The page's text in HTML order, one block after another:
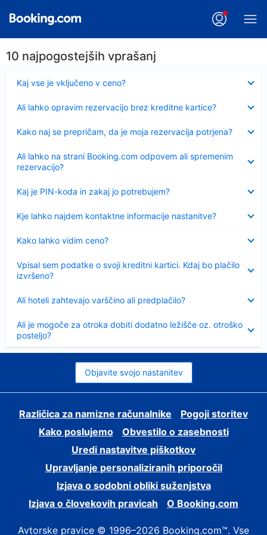
10 najpogostejših vprašanj
Kaj vse je vključeno v ceno?
Ali lahko opravim rezervacijo brez kreditne kartice?
Kako naj se prepričam, da je moja rezervacija potrjena?
Ali lahko na strani Booking.com odpovem ali spremenim
rezervacijo?
Kaj je PIN-koda in zakaj jo potrebujem?
Kje lahko najdem kontaktne informacije nastanitve?
Kako lahko vidim ceno?
Vpisal sem podatke o svoji kreditni kartici. Kdaj bo plačilo
izvršeno?
Ali hoteli zahtevajo varščino ali predplačilo?
Ali je mogoče za otroka dobiti dodatno ležišče oz. otroško
posteljo?
Objavite svojo nastanitev
Različica za namizne računalnike
Pogoji storitev
Kako poslujemo
Obvestilo o zasebnosti
Uredi nastavitve piškotkov
Upravljanje personaliziranih priporočil
Izjava o sodobni obliki suženjstva
Izjava o človekovih pravicah
O Booking.com
Avtorske pravice © 1996–2026 Booking.com™. Vse